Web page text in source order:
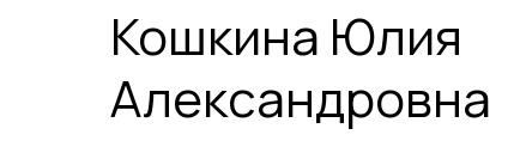
Кошкина Юлия
Александровна